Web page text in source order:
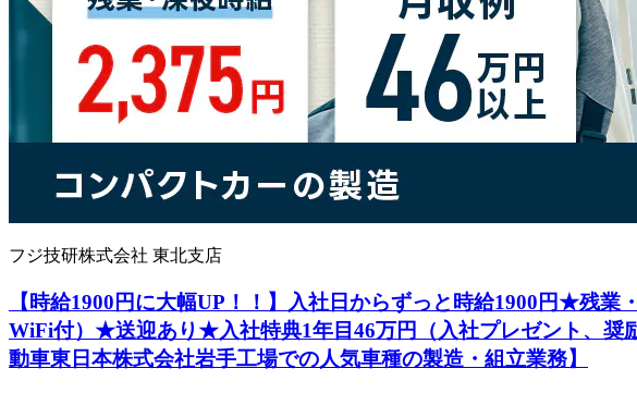
フジ技研株式会社 東北支店
【時給1900円に大幅UP！！】入社日からずっと時給1900円★残
WiFi付）★送迎あり★入社特典1年目46万円（入社プレゼント、奨
動車東日本株式会社岩手工場での人気車種の製造・組立業務】